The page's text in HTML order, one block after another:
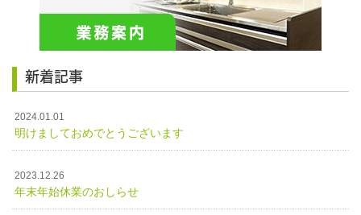
新着記事
2024.01.01
明けましておめでとうございます
2023.12.26
年末年始休業のおしらせ